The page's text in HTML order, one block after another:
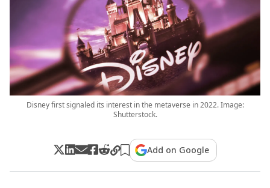
Disney first signaled its interest in the metaverse in 2022. Image:
Shutterstock.
Add on Google